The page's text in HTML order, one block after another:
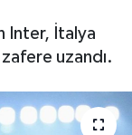
Inter, İtalya
uzandı.